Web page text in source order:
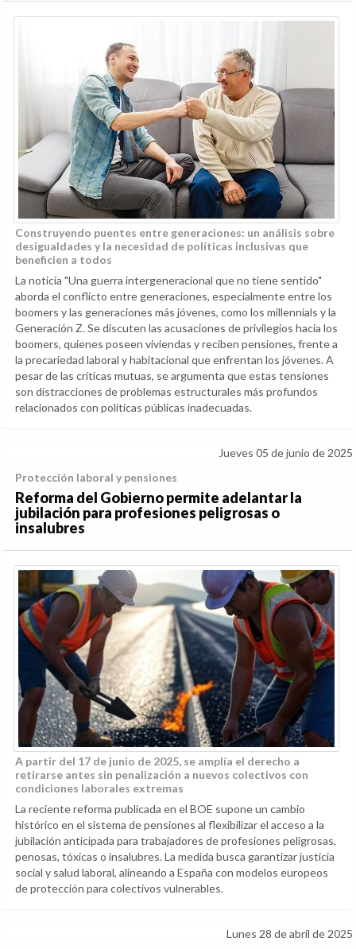
Construyendo puentes entre generaciones: un análisis sobre
desigualdades y la necesidad de políticas inclusivas que
beneficien a todos
La noticia "Una guerra intergeneracional que no tiene sentido"
aborda el conflicto entre generaciones, especialmente entre los
boomers y las generaciones más jóvenes, como los millennials y la
Generación Z. Se discuten las acusaciones de privilegios hacia los
boomers, quienes poseen viviendas y reciben pensiones, frente a
la precariedad laboral y habitacional que enfrentan los jóvenes. A
pesar de las críticas mutuas, se argumenta que estas tensiones
son distracciones de problemas estructurales más profundos
relacionados con políticas públicas inadecuadas.
Jueves 05 de junio de 2025
Protección laboral y pensiones
Reforma del Gobierno permite adelantar la
jubilación para profesiones peligrosas o
insalubres
A partir del 17 de junio de 2025, se amplía el derecho a
retirarse antes sin penalización a nuevos colectivos con
condiciones laborales extremas
La reciente reforma publicada en el BOE supone un cambio
histórico en el sistema de pensiones al flexibilizar el acceso a la
jubilación anticipada para trabajadores de profesiones peligrosas,
penosas, tóxicas o insalubres. La medida busca garantizar justicia
social y salud laboral, alineando a España con modelos europeos
de protección para colectivos vulnerables.
Lunes 28 de abril de 2025